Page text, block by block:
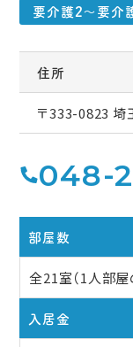
要介護2〜要介
住所
〒333-0823 埼
048-
部屋数
全21室（1人部屋
入居金